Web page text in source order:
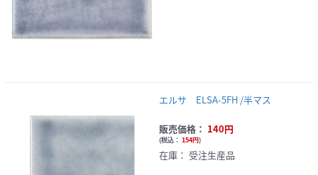
エルサ ELSA-5FH /半マス
販売価格： 140円
(税込： 154円)
在庫： 受注生産品